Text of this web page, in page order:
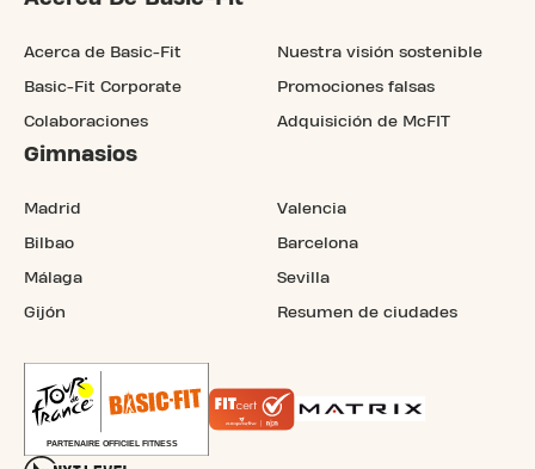
Acerca de Basic-Fit
Basic-Fit Corporate
Colaboraciones
Nuestra visión sostenible
Promociones falsas
Adquisición de McFIT
Gimnasios
Madrid
Bilbao
Málaga
Gijón
Valencia
Barcelona
Sevilla
Resumen de ciudades